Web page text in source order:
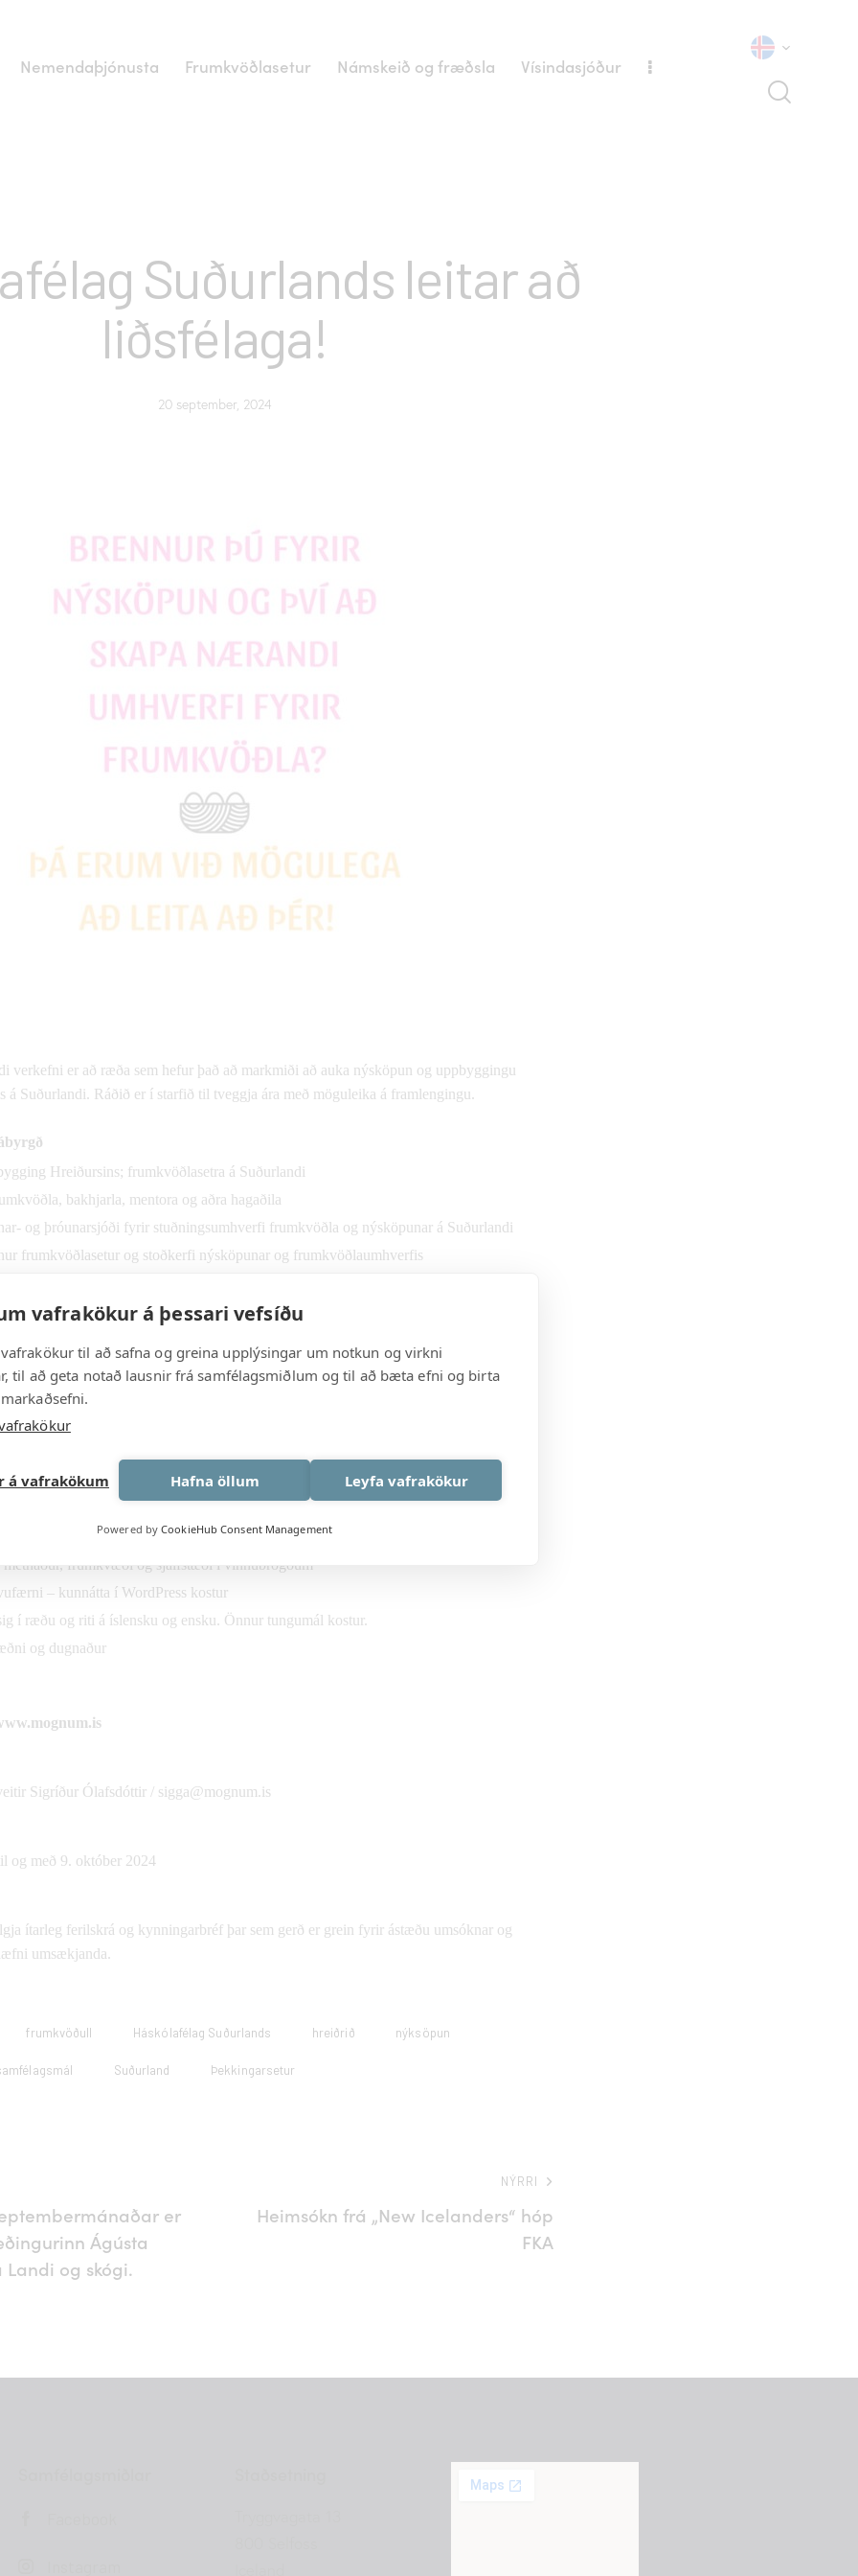
Nemendaþjónusta Frumkvöðlasetur Námskeið og fræðsla Vísindasjóður
Suðurlands leitar að
liðsfélaga!
20 september, 2024
verkefni er að ræða sem hefur það að markmiði að auka nýsköpun og uppbyggingu
á Suðurlandi. Ráðið er í starfið til tveggja ára með möguleika á framlengingu.
Hreiðursins; frumkvöðlasetra á Suðurlandi
bakhjarla, mentora og aðra hagaðila
og þróunarsjóði fyrir stuðningsumhverfi frumkvöðla og nýsköpunar á Suðurlandi
frumkvöðlasetur og stoðkerfi nýsköpunar og frumkvöðlaumhverfis
einstaklinga og fyrirtækja í samvinnu við FabLab
í starfi
af markaðsmálum og samfélagsmiðlum
frumkvæði og sjálfstæði í vinnubrögðum
– kunnátta í WordPress kostur
í ræðu og riti á íslensku og ensku. Önnur tungumál kostur.
og dugnaður
Sigríður Ólafsdóttir / sigga@mognum.is
og með 9. október 2024
ítarleg ferilskrá og kynningarbréf þar sem gerð er grein fyrir ástæðu umsóknar og
umsækjanda.
frumkvöðull Háskólafélag Suðurlands hreiðrið nýksöpun
Suðurland Þekkingarsetur
er
Ágústa
og skógi.
NÝRRI
Heimsókn frá „New Icelanders“ hóp
FKA
vafrakökur á þessari vefsíðu
til að safna og greina upplýsingar um notkun og virkni
til að geta notað lausnir frá samfélagsmiðlum og til að bæta efni og birta
á vafrakökum Hafna öllum Leyfa vafrakökur
Powered byCookieHub Consent Management